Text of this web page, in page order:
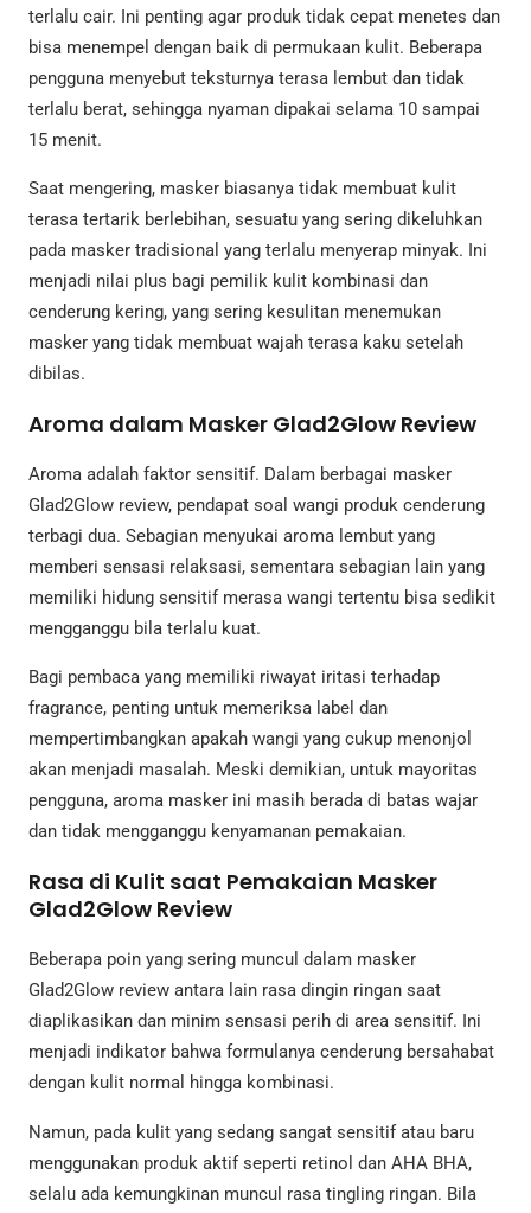
terlalu cair. Ini penting agar produk tidak cepat menetes dan
bisa menempel dengan baik di permukaan kulit. Beberapa
pengguna menyebut teksturnya terasa lembut dan tidak
terlalu berat, sehingga nyaman dipakai selama 10 sampai
15 menit.
Saat mengering, masker biasanya tidak membuat kulit
terasa tertarik berlebihan, sesuatu yang sering dikeluhkan
pada masker tradisional yang terlalu menyerap minyak. Ini
menjadi nilai plus bagi pemilik kulit kombinasi dan
cenderung kering, yang sering kesulitan menemukan
masker yang tidak membuat wajah terasa kaku setelah
dibilas.
Aroma dalam Masker Glad2Glow Review
Aroma adalah faktor sensitif. Dalam berbagai masker
Glad2Glow review, pendapat soal wangi produk cenderung
terbagi dua. Sebagian menyukai aroma lembut yang
memberi sensasi relaksasi, sementara sebagian lain yang
memiliki hidung sensitif merasa wangi tertentu bisa sedikit
mengganggu bila terlalu kuat.
Bagi pembaca yang memiliki riwayat iritasi terhadap
fragrance, penting untuk memeriksa label dan
mempertimbangkan apakah wangi yang cukup menonjol
akan menjadi masalah. Meski demikian, untuk mayoritas
pengguna, aroma masker ini masih berada di batas wajar
dan tidak mengganggu kenyamanan pemakaian.
Rasa di Kulit saat Pemakaian Masker
Glad2Glow Review
Beberapa poin yang sering muncul dalam masker
Glad2Glow review antara lain rasa dingin ringan saat
diaplikasikan dan minim sensasi perih di area sensitif. Ini
menjadi indikator bahwa formulanya cenderung bersahabat
dengan kulit normal hingga kombinasi.
Namun, pada kulit yang sedang sangat sensitif atau baru
menggunakan produk aktif seperti retinol dan AHA BHA,
selalu ada kemungkinan muncul rasa tingling ringan. Bila